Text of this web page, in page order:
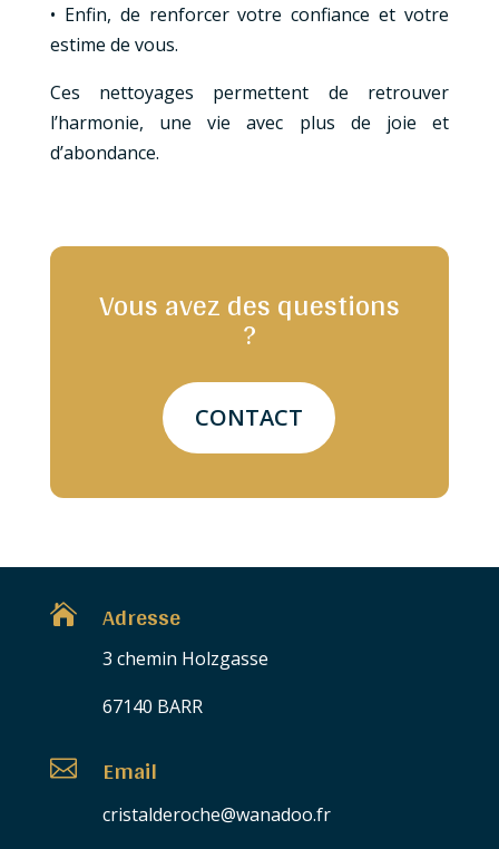
• Enfin, de renforcer votre confiance et votre
estime de vous.
Ces nettoyages permettent de retrouver
l’harmonie, une vie avec plus de joie et
d’abondance.
Vous avez des questions
?
CONTACT
 Adresse
3 chemin Holzgasse
67140 BARR
 Email
cristalderoche@wanadoo.fr